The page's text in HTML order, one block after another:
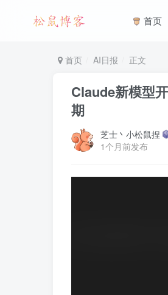
首页
首页 AI日报 正文
Claude新模型
期
芝士丶小松鼠捏
1个月前发布